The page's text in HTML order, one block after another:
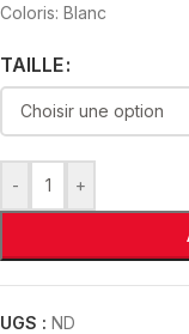
Coloris: Blanc
TAILLE
- +
UGS : ND